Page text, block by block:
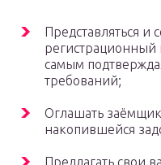
Представляться и
самым
требований;
Оглашать
накопившейся
Предлагать свои